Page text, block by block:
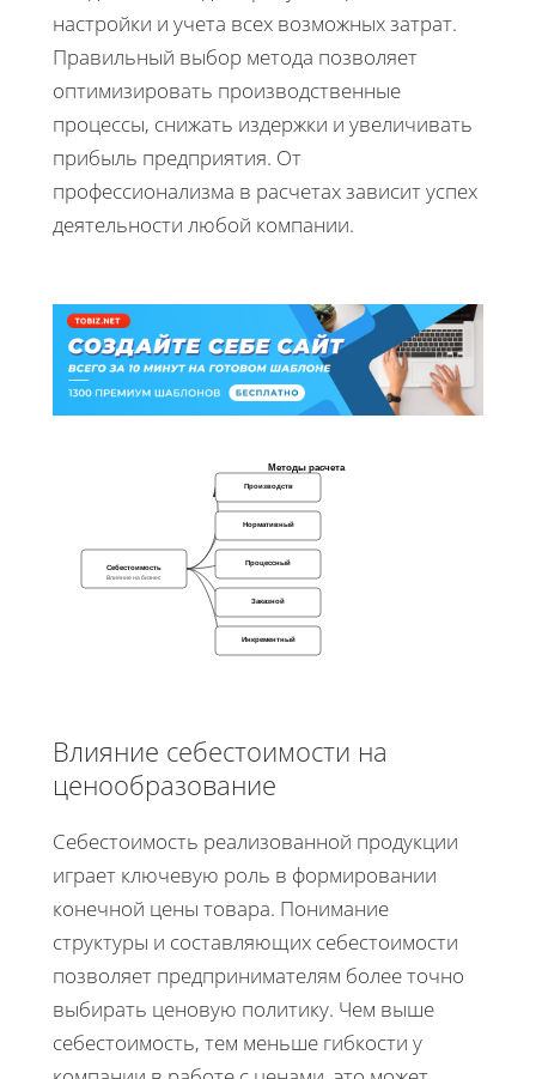
настройки и учета всех возможных затрат.
Правильный выбор метода позволяет
оптимизировать производственные
процессы, снижать издержки и увеличивать
прибыль предприятия. От
профессионализма в расчетах зависит успех
деятельности любой компании.
Методы расчета
Себестоимость
Влияние на бизнес
Производств
Нормативный
Процессный
Заказной
Инкрементный
Влияние себестоимости на
ценообразование
Себестоимость реализованной продукции
играет ключевую роль в формировании
конечной цены товара. Понимание
структуры и составляющих себестоимости
позволяет предпринимателям более точно
выбирать ценовую политику. Чем выше
себестоимость, тем меньше гибкости у